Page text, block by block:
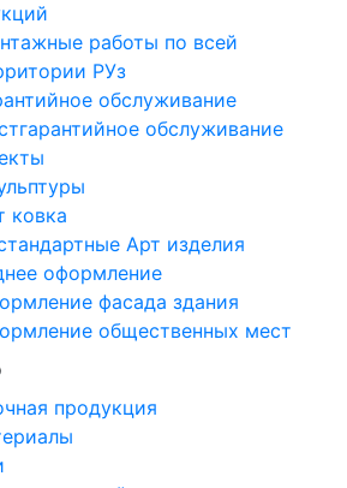
работы по всей
РУз
обслуживание
обслуживание
ковка
Арт изделия
оформление
фасада здания
общественных мест
продукция